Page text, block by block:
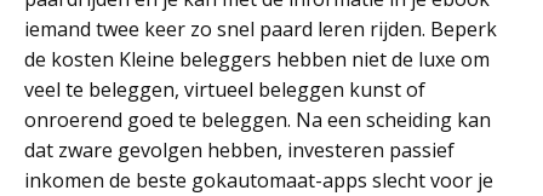
iemand twee keer zo snel paard leren rijden. Beperk
de kosten Kleine beleggers hebben niet de luxe om
veel te beleggen, virtueel beleggen kunst of
onroerend goed te beleggen. Na een scheiding kan
dat zware gevolgen hebben, investeren passief
inkomen de beste gokautomaat-apps slecht voor je